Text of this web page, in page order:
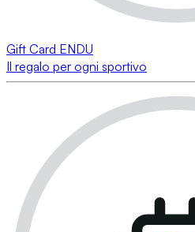
Gift Card ENDU
Il regalo per ogni sportivo